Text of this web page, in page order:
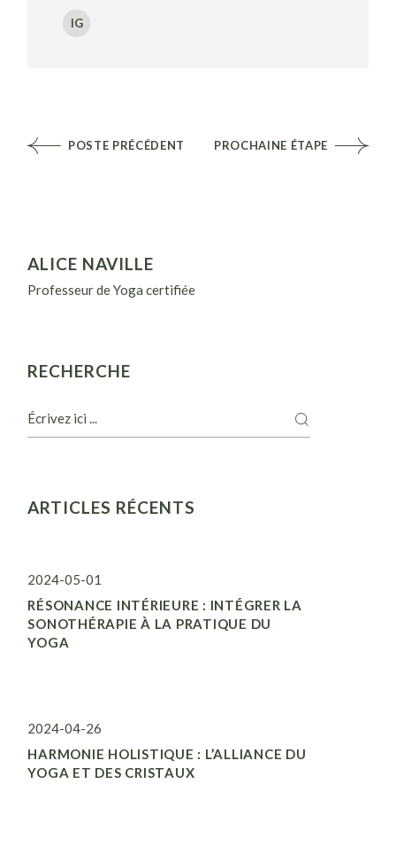
IG
POSTE PRÉCÉDENT PROCHAINE ÉTAPE
ALICE NAVILLE
Professeur de Yoga certifiée
RECHERCHE
ARTICLES RÉCENTS
2024-05-01
RÉSONANCE INTÉRIEURE : INTÉGRER LA
SONOTHÉRAPIE À LA PRATIQUE DU
YOGA
2024-04-26
HARMONIE HOLISTIQUE : L’ALLIANCE DU
YOGA ET DES CRISTAUX